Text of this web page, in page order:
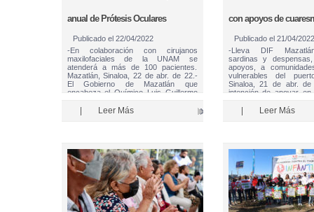
anual de Prótesis Oculares
Publicado el 22/04/2022
-En colaboración con cirujanos
maxilofaciales de la UNAM se
atenderá a más de 100 pacientes.
Mazatlán, Sinaloa, 22 de abr. de 22.-
El Gobierno de Mazatlán que
encabeza el Químico Luis Guillermo
Mazatlán que …
| Leer Más
con apoyos de
Publicado el 21/04/2022
-Lleva DIF
sardinas y
apoyos, a
vulnerables del
Sinaloa, 21 de abr.
intención de apoyar en
situación vulnerable …
| Leer Más